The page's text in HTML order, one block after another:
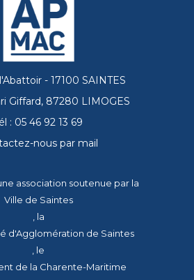
- 17100 SAINTES
Giffard, 87280 LIMOGES
: 05 46 92 13 69
nous par mail
association soutenue par la
Ville de Saintes
, la
d'Agglomération de Saintes
, le
de la Charente-Maritime